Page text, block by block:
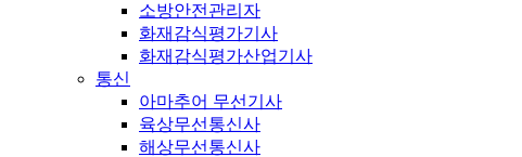
소방안전관리자
화재감식평가기사
화재감식평가산업기사
통신
아마추어 무선기사
육상무선통신사
해상무선통신사